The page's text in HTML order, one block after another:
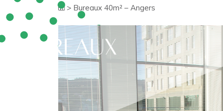
> Bureaux 40m² – Angers